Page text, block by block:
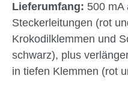
Lieferumfang: 500 mA
Steckerleitungen (rot
Krokodilklemmen und
schwarz), plus
in tiefen Klemmen (rot